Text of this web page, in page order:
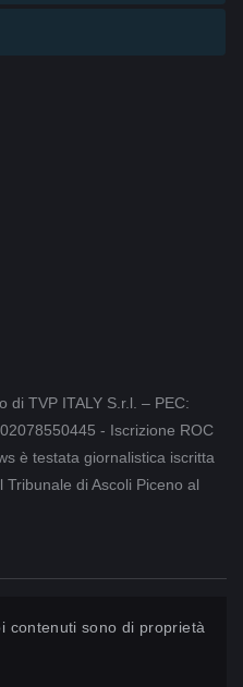
di TVP ITALY S.r.l. – PEC:
- Iscrizione ROC
è testata giornalistica iscritta
di Ascoli Piceno al
contenuti sono di proprietà